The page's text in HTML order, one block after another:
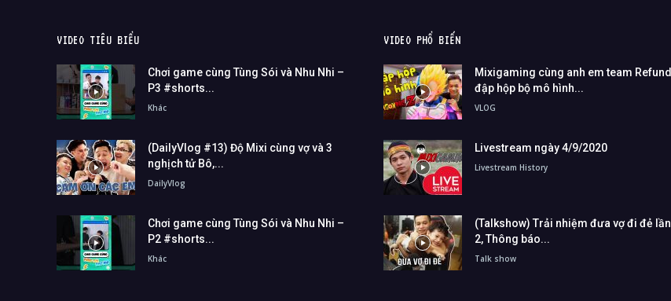
VIDEO TIÊU BIỂU
Chơi game cùng Tùng Sói và Nhu Nhi –
P3 #shorts...
Khác
(DailyVlog #13) Độ Mixi cùng vợ và 3
nghịch tử Bô,...
DailyVlog
Chơi game cùng Tùng Sói và Nhu Nhi –
P2 #shorts...
Khác
VIDEO PHỔ BIẾN
Mixigaming cùng anh em team Refund
đập hộp bộ mô hình...
VLOG
Livestream ngày 4/9/2020
Livestream History
(Talkshow) Trải nhiệm đưa vợ đi đẻ lần
2, Thông báo...
Talk show